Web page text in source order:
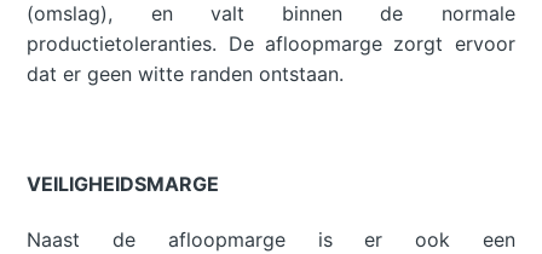
(omslag), en valt binnen de normale
productietoleranties. De afloopmarge zorgt ervoor
dat er geen witte randen ontstaan.
VEILIGHEIDSMARGE
Naast de afloopmarge is er ook een